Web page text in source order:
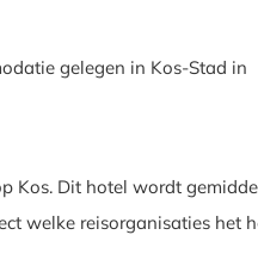
gelegen in Kos-Stad in
Kos. Dit hotel wordt
welke reisorganisaties het